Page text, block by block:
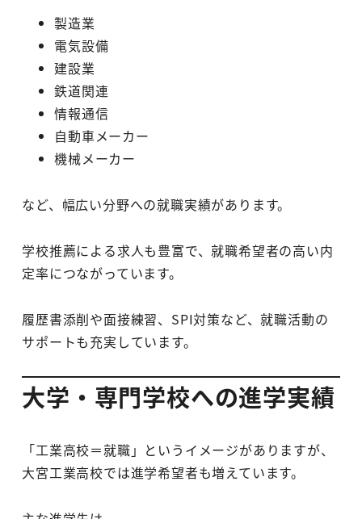
製造業
電気設備
建設業
鉄道関連
情報通信
自動車メーカー
機械メーカー
など、幅広い分野への就職実績があります。
学校推薦による求人も豊富で、就職希望者の高い内
定率につながっています。
履歴書添削や面接練習、SPI対策など、就職活動の
サポートも充実しています。
大学・専門学校への進学実績
「工業高校＝就職」というイメージがありますが、
大宮工業高校では進学希望者も増えています。